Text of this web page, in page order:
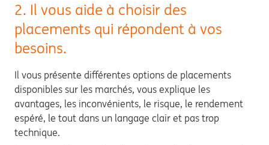
2. Il vous aide à choisir des
placements qui répondent à vos
besoins.
Il vous présente différentes options de placements
disponibles sur les marchés, vous explique les
avantages, les inconvénients, le risque, le rendement
espéré, le tout dans un langage clair et pas trop
technique.